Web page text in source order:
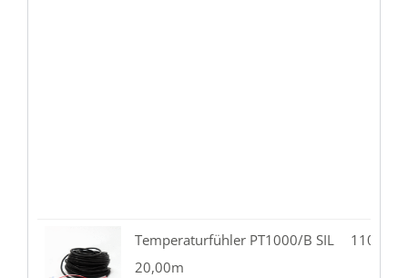
Temperaturfühler PT1000/B SIL
20,00m
110.07-